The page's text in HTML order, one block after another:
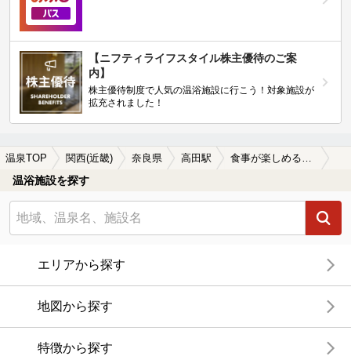
【ニフティライフスタイル株主優待のご案
内】
株主優待制度で人気の温浴施設に行こう！対象施設が
拡充されました！
温泉TOP 関西(近畿) 奈良県 高田駅 食事が楽しめる高田駅近くの温泉、日帰り温泉、スーパー銭湯おすすめ
温浴施設を探す
エリアから探す
地図から探す
特徴から探す